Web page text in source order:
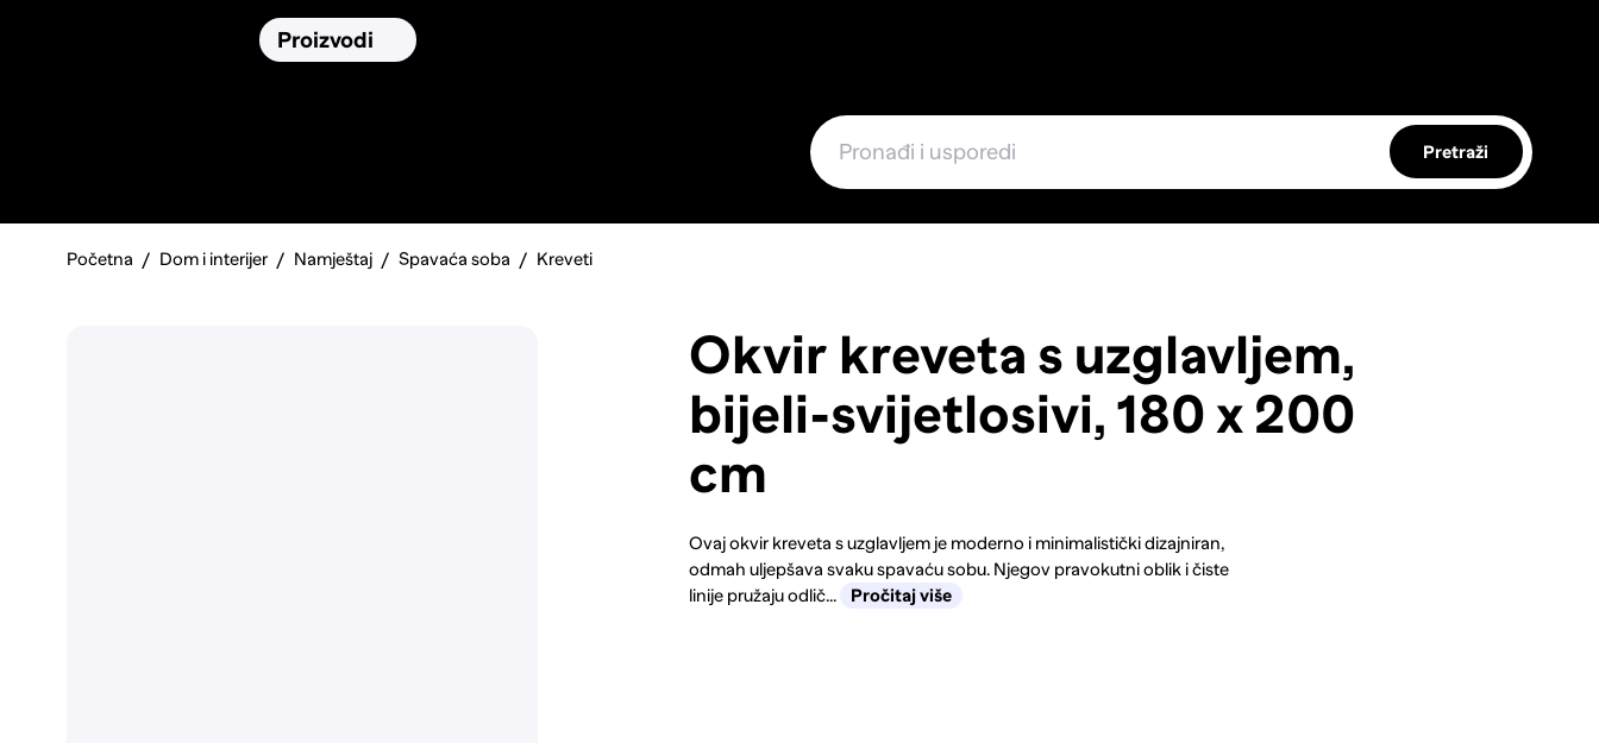
Proizvodi
Pretraži
Početna Dom i interijer Namještaj Spavaća soba Kreveti
Okvir kreveta s uzglavljem,
bijeli-svijetlosivi, 180 x 200
cm
Ovaj okvir kreveta s uzglavljem je moderno i minimalistički dizajniran,
odmah uljepšava svaku spavaću sobu. Njegov pravokutni oblik i čiste
linije pružaju odlič...
Pročitaj više